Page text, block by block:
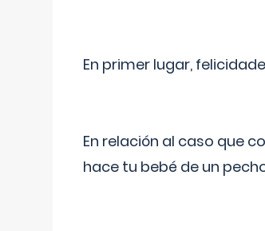
En primer lugar,
En relación al caso que
hace tu bebé de un